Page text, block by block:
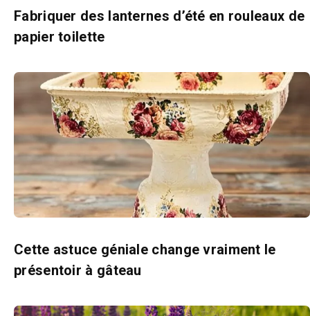
Fabriquer des lanternes d’été en rouleaux de
papier toilette
Cette astuce géniale change vraiment le
présentoir à gâteau